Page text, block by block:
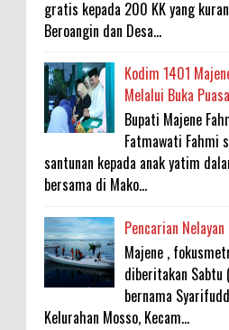
gratis kepada 200 KK yang
Beroangin dan Desa...
Kodim 1401
Melalui Buka
Bupati Majene
Fatmawati Fahmi
santunan kepada anak yatim
bersama di Mako...
Pencarian
Majene ,
diberitakan Sabtu
bernama
Kelurahan Mosso, Kecam...